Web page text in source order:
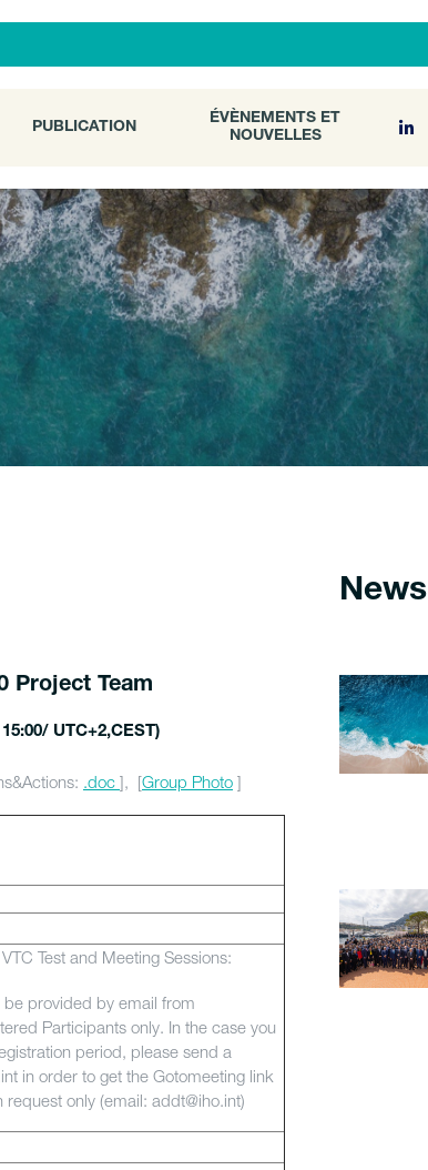
PUBLICATION
ÉVÈNEMENTS ET
NOUVELLES
Project Team
UTC+2,CEST)
.doc ], [Group Photo ]
Test and Meeting Sessions:
provided by email from
Participants only. In the case you
period, please send a
in order to get the Gotomeeting link
request only (email: addt@iho.int)
News